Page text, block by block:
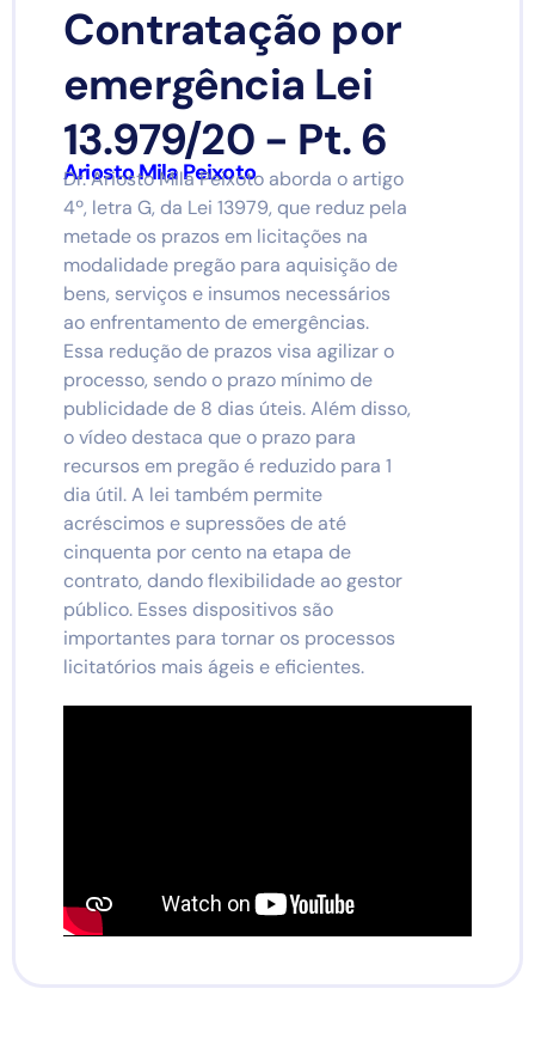
Contratação por
emergência Lei
13.979/20 - Pt. 6
Ariosto Mila Peixoto
Dr. Ariosto Mila Peixoto aborda o artigo
4º, letra G, da Lei 13979, que reduz pela
metade os prazos em licitações na
modalidade pregão para aquisição de
bens, serviços e insumos necessários
ao enfrentamento de emergências.
Essa redução de prazos visa agilizar o
processo, sendo o prazo mínimo de
publicidade de 8 dias úteis. Além disso,
o vídeo destaca que o prazo para
recursos em pregão é reduzido para 1
dia útil. A lei também permite
acréscimos e supressões de até
cinquenta por cento na etapa de
contrato, dando flexibilidade ao gestor
público. Esses dispositivos são
importantes para tornar os processos
licitatórios mais ágeis e eficientes.